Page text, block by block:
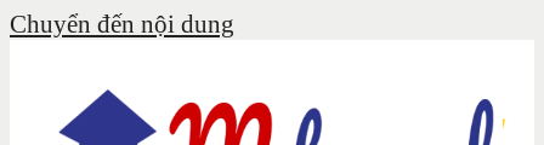
Chuyển đến nội dung